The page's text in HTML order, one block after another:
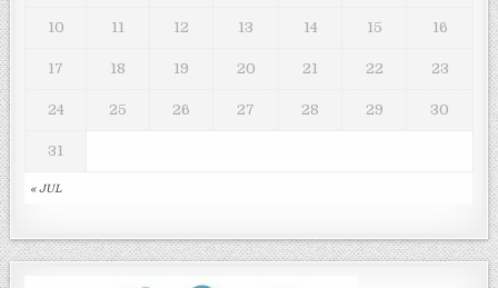
« JUL
10 11 12 13 14 15 16
17 18 19 20 21 22 23
24 25 26 27 28 29 30
31